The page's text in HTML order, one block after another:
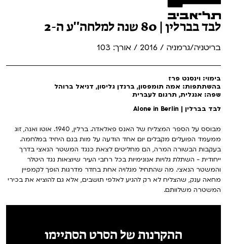
לבד בברלין | 80 שנה למלחה"ע ה-2
בריטניה/גרמניה / 2016 / אורך: 103
בימוי: וינסנט פרז
בהשתתפות: אמה תומפסון, ברנדן גליסון, דניאל ברוהל
שפה: אנגלית, תרגום לעברית
לבד בברלין | Alone in Berlin
מבוסס על הספר המצליח של האנס פאלאדה. ברלין, 1940. אוטו ואנה, זוג
ממעמד הפועלים מקבלים יום אחד הודעה על מות בנם היחיד במלחמה.
בעקבות הבשורה המרה, הם מחליטים לצאת כנגד המשטר הנאצי בדרך
ייחודית - השתלת גלויות אנונימיות בכל רחבי העיר שיוצאות נגד היטלר
והמשטר הנאצי. מה שהתחיל מגלויה אחת בחדר מדרגות הופך לקמפיין
מחאה ענק, שהצליח לא רק להגיע לאלפי תושבים, אלא גם להוציא את בכירי
המשטרה משלוותם.
ההקרנות של הסרט הסתיימו